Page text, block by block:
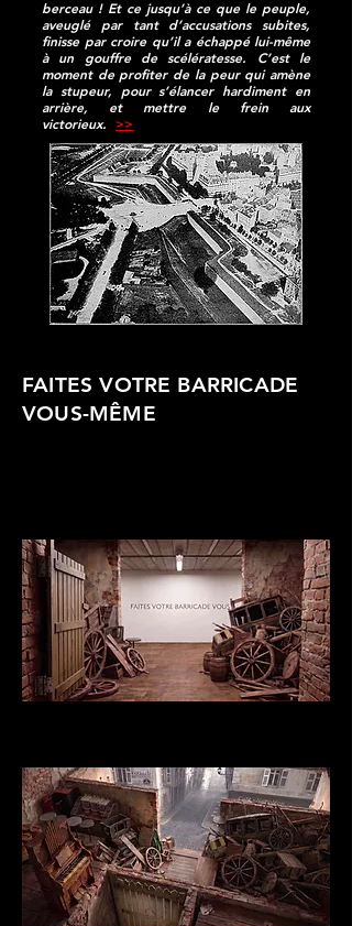
berceau ! Et ce jusqu’à ce que le peuple,
aveuglé par tant d’accusations subites,
finisse par croire qu’il a échappé lui-même
à un gouffre de scélératesse. C’est le
moment de profiter de la peur qui amène
la stupeur, pour s’élancer hardiment en
arrière, et mettre le frein aux
victorieux.
>>
FAITES VOTRE BARRICADE
VOUS-MÊME